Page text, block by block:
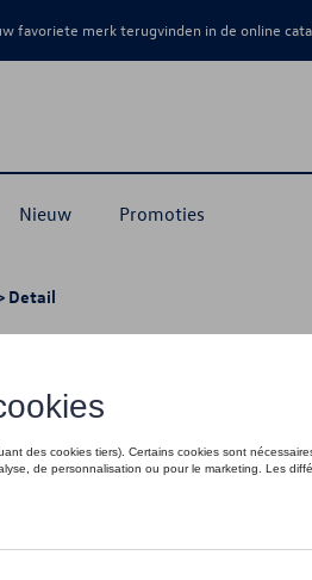
favoriete merk terugvinden in de online
Nieuw Promoties
Detail
Dit product is